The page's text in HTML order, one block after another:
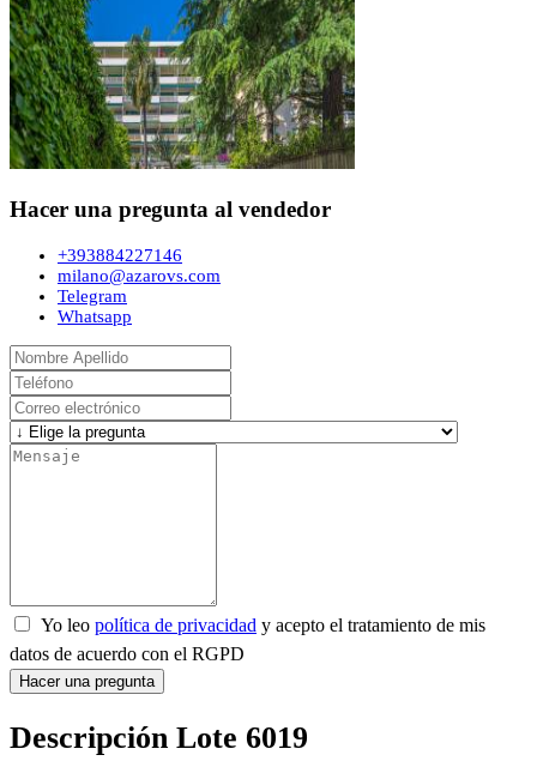
Hacer una pregunta al vendedor
+393884227146
milano@azarovs.com
Telegram
Whatsapp
Yo leo política de privacidad y acepto el tratamiento de mis
datos de acuerdo con el RGPD
Hacer una pregunta
Descripción Lote 6019